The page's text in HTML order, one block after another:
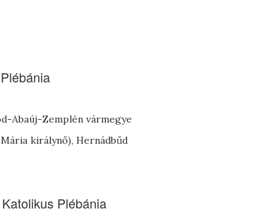
Abaúj-Zemplén vármegye
királynő), Hernádbűd
Plébánia